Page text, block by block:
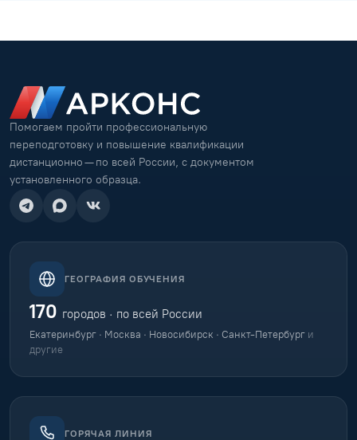
Помогаем пройти профессиональную
переподготовку и повышение квалификации
дистанционно — по всей России, с документом
установленного образца.
ГЕОГРАФИЯ ОБУЧЕНИЯ
170 городов · по всей России
Екатеринбург · Москва · Новосибирск · Санкт-Петербург и
другие
ГОРЯЧАЯ ЛИНИЯ